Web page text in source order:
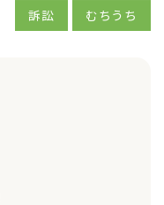
訴訟 むちうち